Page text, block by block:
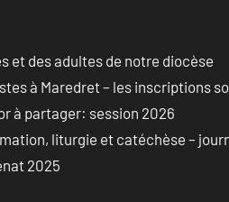
et des adultes de notre diocèse
à Maredret – les inscriptions
à partager: session 2026
liturgie et catéchèse –
2025